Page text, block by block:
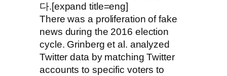
다.[expand title=eng]
There was a proliferation of fake
news during the 2016 election
cycle. Grinberg et al. analyzed
Twitter data by matching Twitter
accounts to specific voters to